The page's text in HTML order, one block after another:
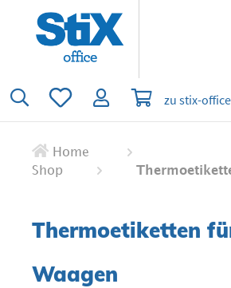
springen
Du hast 0 Produkte auf dem
Warenkorb
zu stix-
Home
Shop
Thermoetiketten
Waagen